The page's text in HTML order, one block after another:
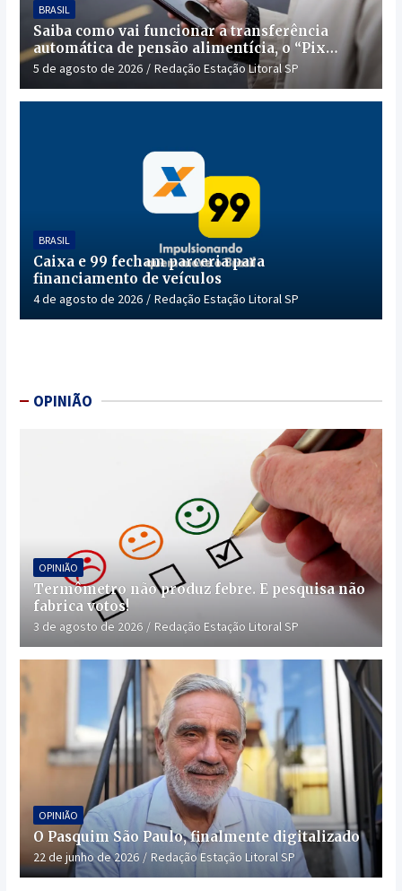
BRASIL
Saiba como vai funcionar a transferência
automática de pensão alimentícia, o “Pix
Pensão”
5 de agosto de 2026 Redação Estação Litoral SP
BRASIL
Caixa e 99 fecham parceria para
financiamento de veículos
4 de agosto de 2026 Redação Estação Litoral SP
OPINIÃO
OPINIÃO
Termômetro não produz febre. E pesquisa não
fabrica votos!
3 de agosto de 2026 Redação Estação Litoral SP
OPINIÃO
O Pasquim São Paulo, finalmente digitalizado
22 de junho de 2026 Redação Estação Litoral SP